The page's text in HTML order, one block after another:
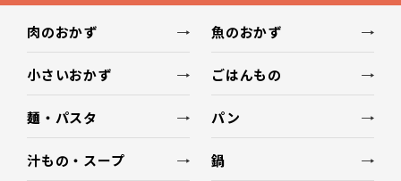
肉のおかず 魚のおかず
小さいおかず ごはんもの
麺・パスタ パン
汁もの・スープ 鍋